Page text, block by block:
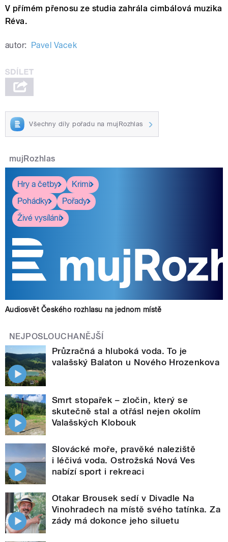
V přímém přenosu ze studia zahrála cimbálová muzika
Réva.
autor: Pavel Vacek
Všechny díly pořadu na mujRozhlas
mujRozhlas
Hry a četby
Krimi
Pohádky
Pořady
Živé vysílání
Audiosvět Českého rozhlasu na jednom místě
NEJPOSLOUCHANĚJŠÍ
Průzračná a hluboká voda. To je
valašský Balaton u Nového Hrozenkova
Smrt stopařek – zločin, který se
skutečně stal a otřásl nejen okolím
Valašských Klobouk
Slovácké moře, pravěké naleziště
i léčivá voda. Ostrožská Nová Ves
nabízí sport i rekreaci
Otakar Brousek sedí v Divadle Na
Vinohradech na místě svého tatínka. Za
zády má dokonce jeho siluetu